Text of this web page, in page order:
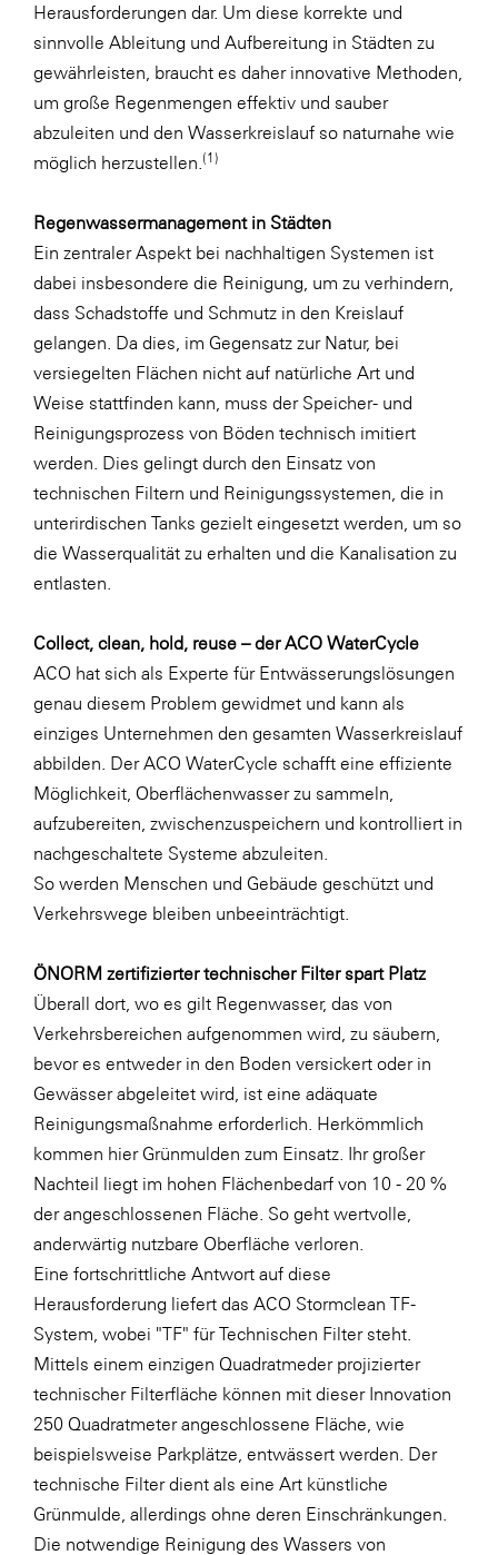
sebamed
SeneCura
SERVICE&MORE
SKINUANCE®
Somfy
Sony DADC
SPIEGLTEC
STIHL Tirol
Trend Micro
TAG GmbH
VALETTA
Verband Druck Medien Österreich
Wirtschaftskammer Salzburg
WKS Fachgruppe Fahrzeughandel und
Fahrzeugtechnik
WK UBIT
Zühlke
Media
Herausforderungen dar. Um diese korrekte und
sinnvolle Ableitung und Aufbereitung in Städten zu
gewährleisten, braucht es daher innovative Methoden,
um große Regenmengen effektiv und sauber
abzuleiten und den Wasserkreislauf so naturnahe wie
möglich herzustellen. (1)
Regenwassermanagement in Städten
Ein zentraler Aspekt bei nachhaltigen Systemen ist
dabei insbesondere die Reinigung, um zu verhindern,
dass Schadstoffe und Schmutz in den Kreislauf
gelangen. Da dies, im Gegensatz zur Natur, bei
versiegelten Flächen nicht auf natürliche Art und
Weise stattfinden kann, muss der Speicher- und
Reinigungsprozess von Böden technisch imitiert
werden. Dies gelingt durch den Einsatz von
technischen Filtern und Reinigungssystemen, die in
unterirdischen Tanks gezielt eingesetzt werden, um so
die Wasserqualität zu erhalten und die Kanalisation zu
entlasten.
Collect, clean, hold, reuse – der ACO WaterCycle
ACO hat sich als Experte für Entwässerungslösungen
genau diesem Problem gewidmet und kann als
einziges Unternehmen den gesamten Wasserkreislauf
abbilden. Der ACO WaterCycle schafft eine effiziente
Möglichkeit, Oberflächenwasser zu sammeln,
aufzubereiten, zwischenzuspeichern und kontrolliert in
nachgeschaltete Systeme abzuleiten.
So werden Menschen und Gebäude geschützt und
Verkehrswege bleiben unbeeinträchtigt.
ÖNORM zertifizierter technischer Filter spart Platz
Überall dort, wo es gilt Regenwasser, das von
Verkehrsbereichen aufgenommen wird, zu säubern,
bevor es entweder in den Boden versickert oder in
Gewässer abgeleitet wird, ist eine adäquate
Reinigungsmaßnahme erforderlich. Herkömmlich
kommen hier Grünmulden zum Einsatz. Ihr großer
Nachteil liegt im hohen Flächenbedarf von 10 - 20 %
der angeschlossenen Fläche. So geht wertvolle,
anderwärtig nutzbare Oberfläche verloren.
Eine fortschrittliche Antwort auf diese
Herausforderung liefert das ACO Stormclean TF-
System, wobei "TF" für Technischen Filter steht.
Mittels einem einzigen Quadratmeder projizierter
technischer Filterfläche können mit dieser Innovation
250 Quadratmeter angeschlossene Fläche, wie
beispielsweise Parkplätze, entwässert werden. Der
technische Filter dient als eine Art künstliche
Grünmulde, allerdings ohne deren Einschränkungen.
Die notwendige Reinigung des Wassers von